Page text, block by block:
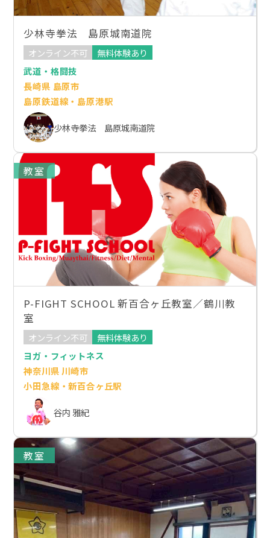
少林寺拳法 島原城南道院
オンライン不可
無料体験あり
武道・格闘技
長崎県 島原市
島原鉄道線・島原港駅
少林寺拳法 島原城南道院
教室
P-FIGHT SCHOOL 新百合ヶ丘教室／鶴川教
室
オンライン不可
無料体験あり
ヨガ・フィットネス
神奈川県 川崎市
小田急線・新百合ヶ丘駅
谷内 雅紀
教室